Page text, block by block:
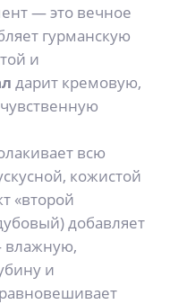
— это вечное
гурманскую
и
дарит кремовую,
всю
кожистой
«второй
добавляет
и